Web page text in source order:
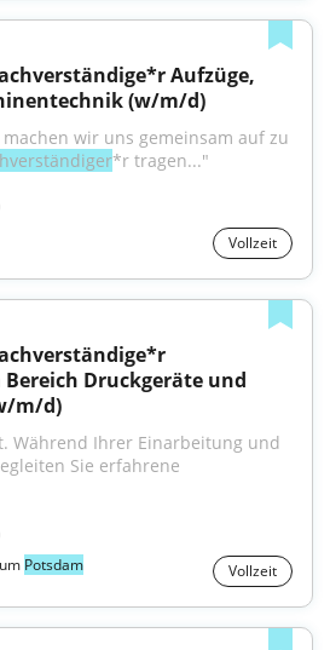
Aufzüge,
(w/m/d)
wir uns gemeinsam auf zu
*r tragen..."
Vollzeit
Druckgeräte und
m/d)
Während Ihrer Einarbeitung und
Potsdam Vollzeit